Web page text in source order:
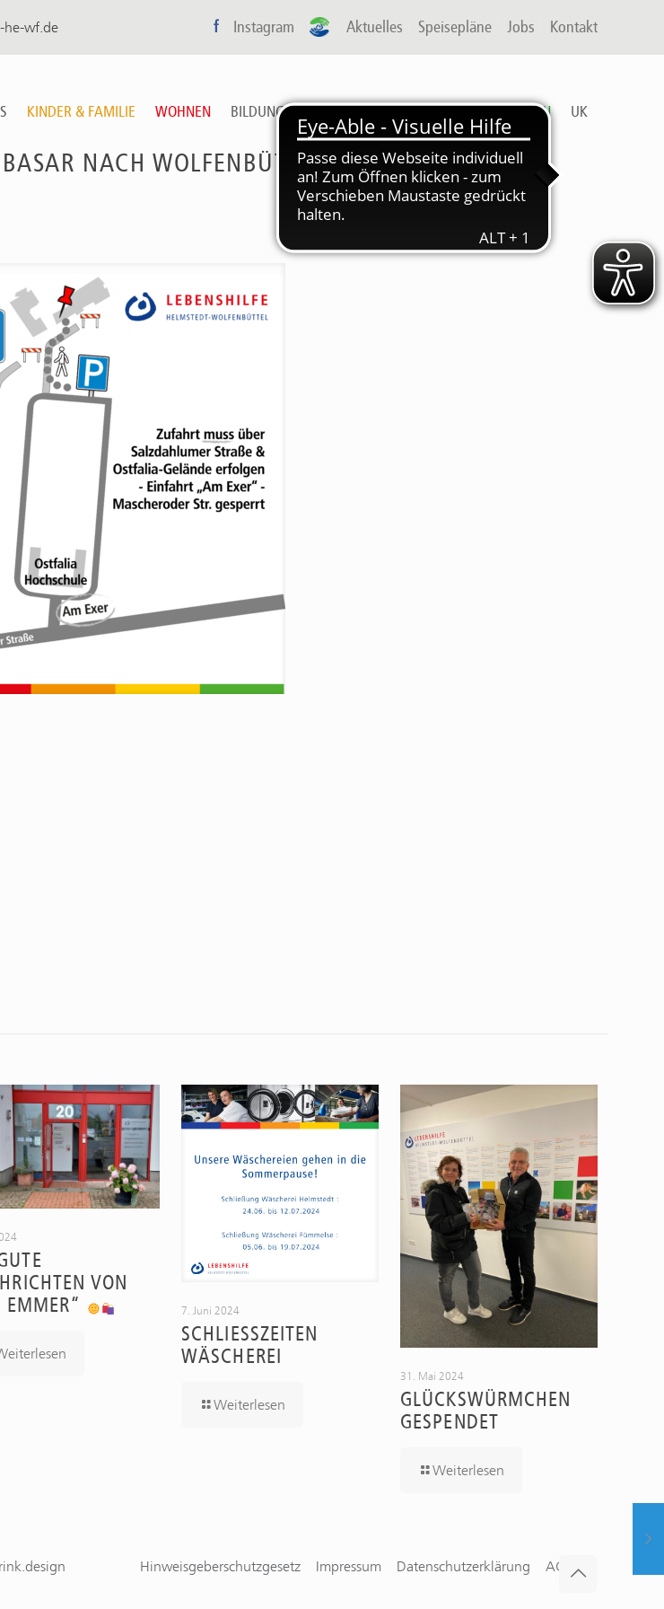
he-wf.de f Instagram A-P Aktuelles Speisepläne Jobs Kontakt
KINDER & FAMILIE WOHNEN BILDUNG & ARBEIT FREIZEIT DIENSTLEISTUNGEN UK
NACH WOLFENBÜTTEL
VON
EMMER“
7. Juni 2024
SCHLIESSZEITEN W
ÄSCHEREI
Weiterlesen
31. Mai 2024
GLÜCKSWÜRMCHEN
GESPENDET
Weiterlesen
Hinweisgeberschutzgesetz Impressum Datenschutzerklärung AGBs